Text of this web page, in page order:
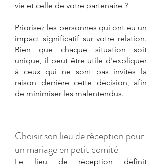
vie et celle de votre partenaire ?
Priorisez les personnes qui ont eu un
impact significatif sur votre relation.
Bien que chaque situation soit
unique, il peut être utile d'expliquer
à ceux qui ne sont pas invités la
raison derrière cette décision, afin
de minimiser les malentendus.
Choisir son lieu de réception pour
un mariage en petit comité
Le lieu de réception définit